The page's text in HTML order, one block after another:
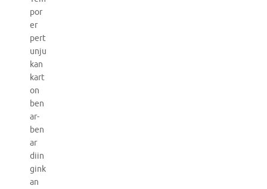
por
er
pert
unju
kan
kart
on
ben
ar-
ben
ar
diin
gink
an